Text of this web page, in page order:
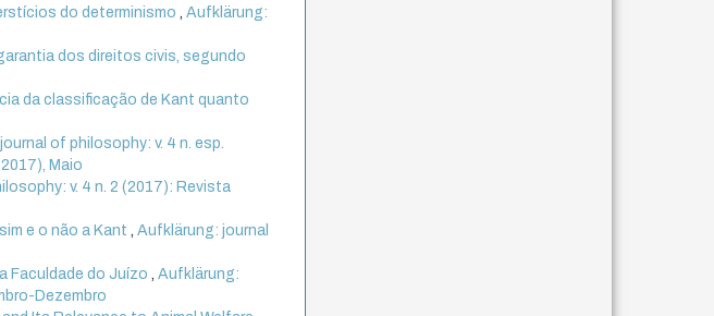
do determinismo ,Aufklärung:
dos direitos civis, segundo
da classificação de Kant quanto
of philosophy: v. 4 n. esp.
Maio
v. 4 n. 2 (2017): Revista
e o não a Kant ,Aufklärung: journal
Faculdade do Juízo ,Aufklärung:
Dezembro